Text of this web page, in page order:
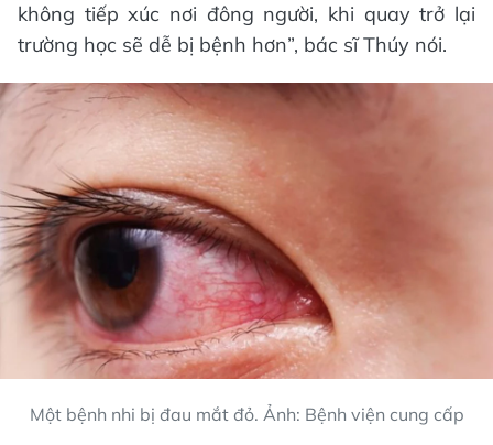
không tiếp xúc nơi đông người, khi quay trở lại
trường học sẽ dễ bị bệnh hơn”, bác sĩ Thúy nói.
Một bệnh nhi bị đau mắt đỏ. Ảnh: Bệnh viện cung cấp